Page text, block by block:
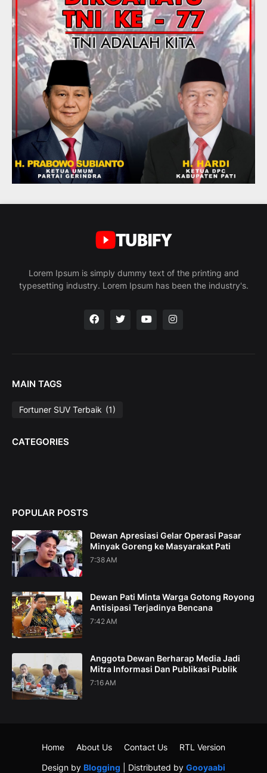
Lorem Ipsum is simply dummy text of the printing and
typesetting industry. Lorem Ipsum has been the industry's.
MAIN TAGS
Fortuner SUV Terbaik (1)
CATEGORIES
POPULAR POSTS
Dewan Apresiasi Gelar Operasi Pasar
Minyak Goreng ke Masyarakat Pati
7:38 AM
Dewan Pati Minta Warga Gotong Royong
Antisipasi Terjadinya Bencana
7:42 AM
Anggota Dewan Berharap Media Jadi
Mitra Informasi Dan Publikasi Publik
7:16 AM
Design by Blogging | Distributed by Gooyaabi
Home About Us Contact Us RTL Version